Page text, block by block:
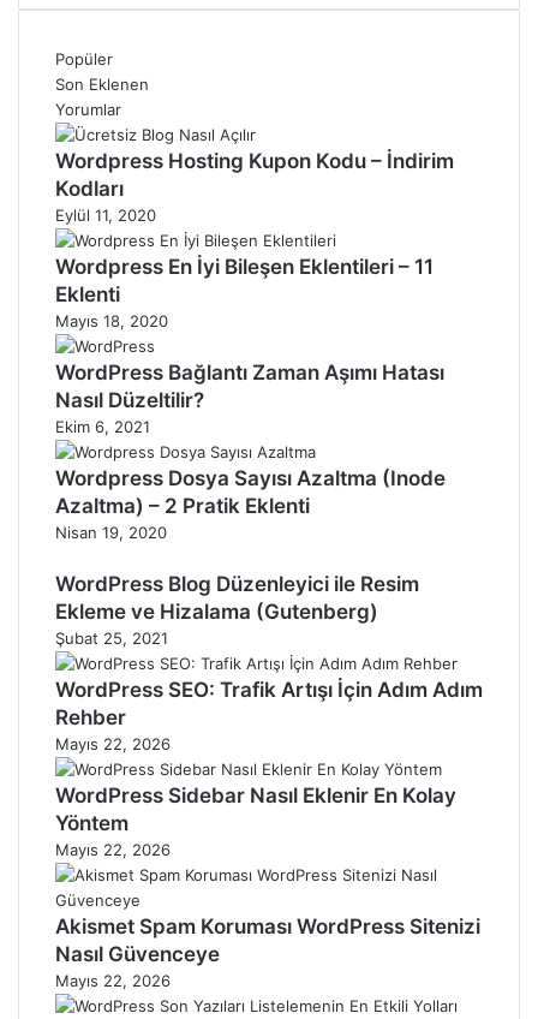
Popüler
Son Eklenen
Yorumlar
Wordpress Hosting Kupon Kodu – İndirim
Kodları
Eylül 11, 2020
Wordpress En İyi Bileşen Eklentileri – 11
Eklenti
Mayıs 18, 2020
WordPress Bağlantı Zaman Aşımı Hatası
Nasıl Düzeltilir?
Ekim 6, 2021
Wordpress Dosya Sayısı Azaltma (Inode
Azaltma) – 2 Pratik Eklenti
Nisan 19, 2020
WordPress Blog Düzenleyici ile Resim
Ekleme ve Hizalama (Gutenberg)
Şubat 25, 2021
WordPress SEO: Trafik Artışı İçin Adım Adım
Rehber
Mayıs 22, 2026
WordPress Sidebar Nasıl Eklenir En Kolay
Yöntem
Mayıs 22, 2026
Akismet Spam Koruması WordPress Sitenizi
Nasıl Güvenceye
Mayıs 22, 2026